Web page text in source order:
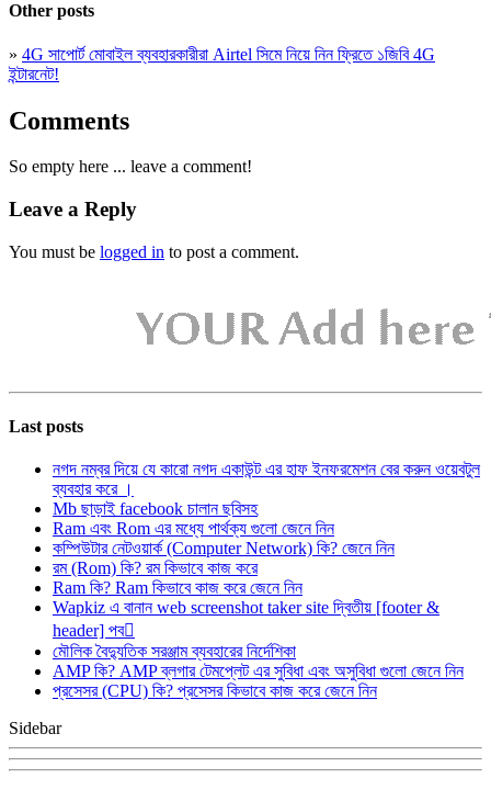
Other posts
» 4G সাপোর্ট মোবাইল ব্যবহারকারীরা Airtel সিমে নিয়ে নিন ফ্রিতে ১জিবি 4G
ইন্টারনেট!
Comments
So empty here ... leave a comment!
Leave a Reply
You must be logged in to post a comment.
Last posts
নগদ নম্বর দিয়ে যে কারো নগদ একাউন্ট এর হাফ ইনফরমেশন বের করুন ওয়েবটুল
ব্যবহার করে ।
Mb ছাড়াই facebook চালান ছবিসহ
Ram এবং Rom এর মধ্যে পার্থক্য গুলো জেনে নিন
কম্পিউটার নেটওয়ার্ক (Computer Network) কি? জেনে নিন
রম (Rom) কি? রম কিভাবে কাজ করে
Ram কি? Ram কিভাবে কাজ করে জেনে নিন
Wapkiz এ বানান web screenshot taker site দ্বিতীয় [footer &
header] পব
মৌলিক বৈদ্যুতিক সরঞ্জাম ব্যবহারের নির্দেশিকা
AMP কি? AMP ব্লগার টেমপ্লেট এর সুবিধা এবং অসুবিধা গুলো জেনে নিন
প্রসেসর (CPU) কি? প্রসেসর কিভাবে কাজ করে জেনে নিন
Sidebar